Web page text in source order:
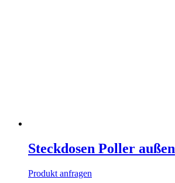
Steckdosen Poller außen
Produkt anfragen